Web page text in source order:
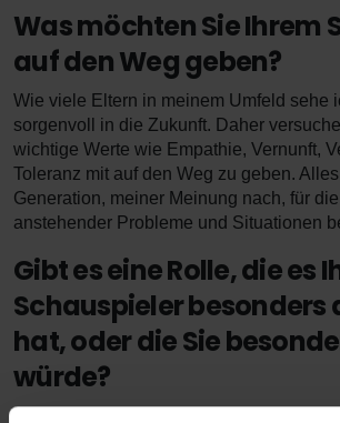
Was möchten Sie Ihrem
auf den Weg geben?
Wie viele Eltern in meinem Umfeld sehe
sorgenvoll in die Zukunft. Daher
wichtige Werte wie Empathie, Vernunft,
Toleranz mit auf den Weg zu geben.
Generation, meiner Meinung nach, für
anstehender Probleme und Situationen
Gibt es eine Rolle, die es
Schauspieler besonders
hat, oder die Sie
würde?